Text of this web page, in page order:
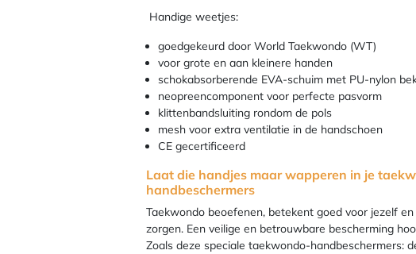
Handige weetjes:
goedgekeurd door World Taekwondo (WT)
voor grote en aan kleinere handen
schokabsorberende EVA-schuim met PU-nylon
neopreencomponent voor perfecte pasvorm
klittenbandsluiting rondom de pols
mesh voor extra ventilatie in de handschoen
CE gecertificeerd
Laat die handjes maar wapperen in je
handbeschermers
Taekwondo beoefenen, betekent goed voor jezelf
zorgen. Een veilige en betrouwbare bescherming
Zoals deze speciale taekwondo-handbeschermers: